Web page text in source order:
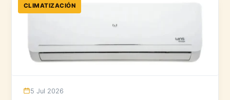
CLIMATIZACIÓN
5 Jul 2026